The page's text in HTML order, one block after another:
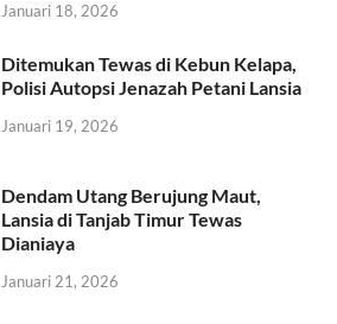
Januari 18, 2026
Ditemukan Tewas di Kebun Kelapa,
Polisi Autopsi Jenazah Petani Lansia
Januari 19, 2026
Dendam Utang Berujung Maut,
Lansia di Tanjab Timur Tewas
Dianiaya
Januari 21, 2026